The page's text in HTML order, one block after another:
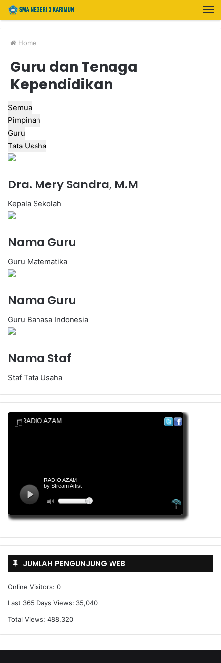
Home
Guru dan Tenaga
Kependidikan
Semua
Pimpinan
Guru
Tata Usaha
Dra. Mery Sandra, M.M
Kepala Sekolah
Nama Guru
Guru Matematika
Nama Guru
Guru Bahasa Indonesia
Nama Staf
Staf Tata Usaha
JUMLAH PENGUNJUNG WEB
Online Visitors: 0
Last 365 Days Views: 35,040
Total Views: 488,320